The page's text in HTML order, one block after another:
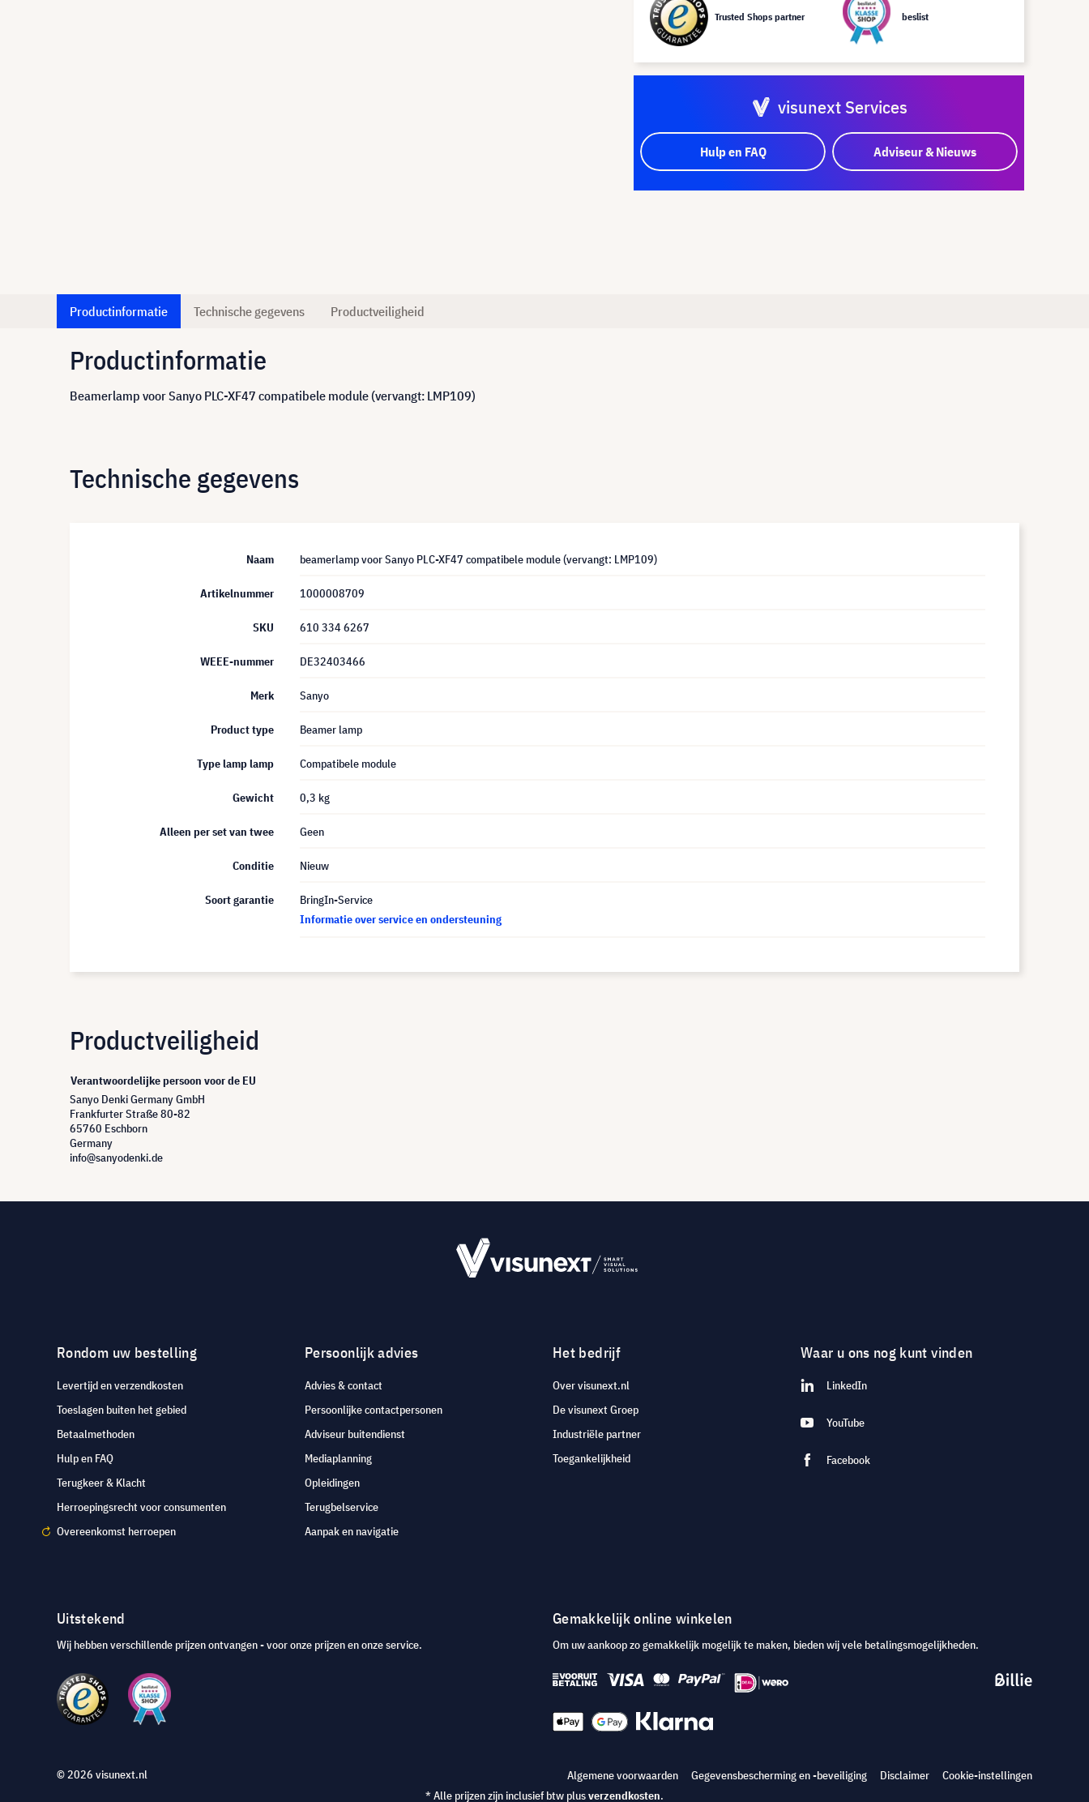
Trusted Shops partner beslist
visunext Services
Hulp en FAQ Adviseur & Nieuws
Productinformatie Technische gegevens Productveiligheid
Productinformatie
Beamerlamp voor Sanyo PLC-XF47 compatibele module (vervangt: LMP109)
Technische gegevens
Naam beamerlamp voor Sanyo PLC-XF47 compatibele module (vervangt: LMP109)
Artikelnummer 1000008709
SKU 610 334 6267
WEEE-nummer DE32403466
Merk Sanyo
Product type Beamer lamp
Type lamp lamp Compatibele module
Gewicht 0,3 kg
Alleen per set van twee Geen
Conditie Nieuw
Soort garantie
BringIn-Service
Informatie over service en ondersteuning
Productveiligheid
Verantwoordelijke persoon voor de EU
Sanyo Denki Germany GmbH
Frankfurter Straße 80-82
65760 Eschborn
Germany
info@sanyodenki.de
Rondom uw bestelling
Levertijd en verzendkosten
Toeslagen buiten het gebied
Betaalmethoden
Hulp en FAQ
Terugkeer & Klacht
Herroepingsrecht voor consumenten
Overeenkomst herroepen
Persoonlijk advies
Advies & contact
Persoonlijke contactpersonen
Adviseur buitendienst
Mediaplanning
Opleidingen
Terugbelservice
Aanpak en navigatie
Het bedrijf
Over visunext.nl
De visunext Groep
Industriële partner
Toegankelijkheid
Waar u ons nog kunt vinden
LinkedIn
YouTube
Facebook
Uitstekend
Wij hebben verschillende prijzen ontvangen - voor onze prijzen en onze service.
Gemakkelijk online winkelen
Om uw aankoop zo gemakkelijk mogelijk te maken, bieden wij vele betalingsmogelijkheden.
© 2026 visunext.nl Algemene voorwaarden Gegevensbescherming en -beveiliging Disclaimer
Cookie-instellingen
* Alle prijzen zijn inclusief btw plusverzendkosten.